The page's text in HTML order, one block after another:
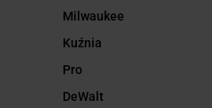
Milwaukee
Kuźnia
Pro
DeWalt